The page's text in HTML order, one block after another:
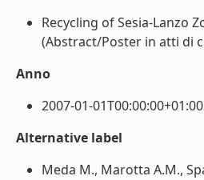
Recycling of Sesia-Lanzo
(Abstract/Poster in atti di
Anno
2007-01-
Alternative label
Meda M., Marotta A.M.,